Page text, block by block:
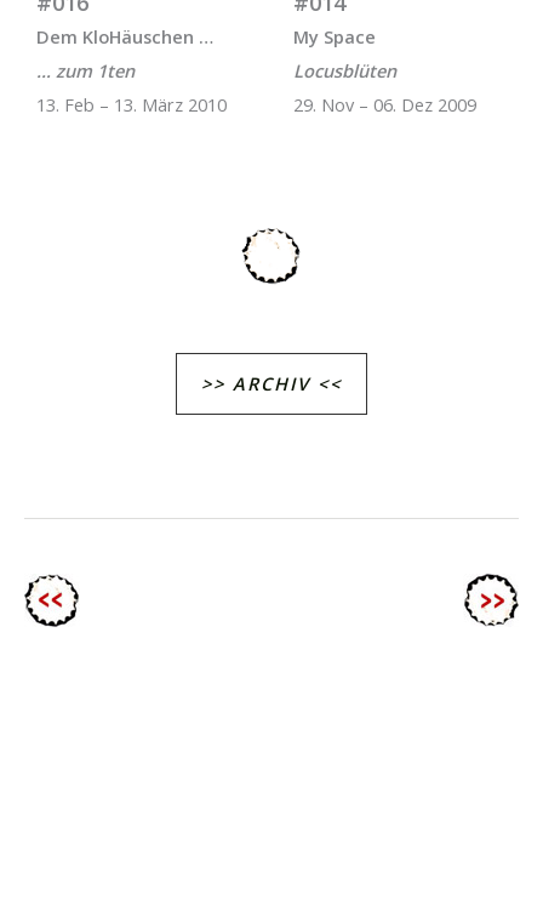
Dem KloHäuschen …
… zum 1ten
13. Feb – 13. März 2010
My Space
Locusblüten
29. Nov – 06. Dez 2009
>> ARCHIV <<